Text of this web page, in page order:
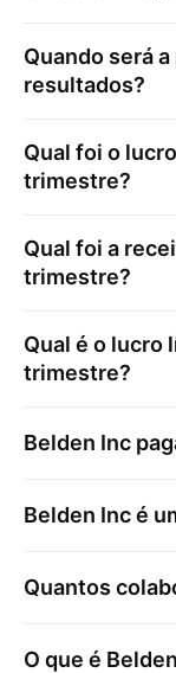
Quando será
resultados?
Qual foi o
trimestre?
Qual foi a
trimestre?
Qual é o lucro
trimestre?
Belden Inc
Belden Incé
Quantos
O que é